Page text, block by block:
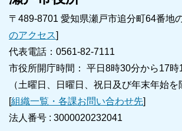
〒489-8701 愛知県瀬戸市追分町64番地
のアクセス]
代表電話：0561-82-7111
市役所開庁時間： 平日8時30分から17時
（土曜日、日曜日、祝日及び年末年始を
[組織一覧・各課お問い合わせ先]
法人番号 : 3000020232041